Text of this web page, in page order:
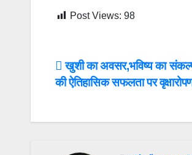
Post Views: 98
Post
navigation
खुशी का अवसर,भविष्य का
की ऐतिहासिक सफलता पर